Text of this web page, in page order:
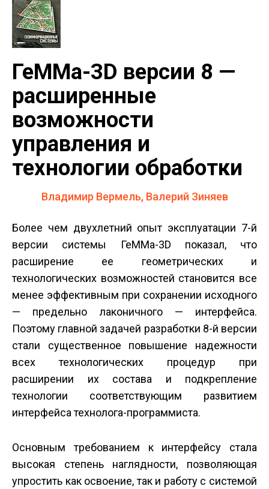
ГеММа-3D версии 8 —
расширенные
возможности
управления и
технологии обработки
Владимир Вермель, Валерий Зиняев
Более чем двухлетний опыт эксплуатации 7-й
версии системы ГеММа-3D показал, что
расширение ее геометрических и
технологических возможностей становится все
менее эффективным при сохранении исходного
— предельно лаконичного — интерфейса.
Поэтому главной задачей разработки 8-й версии
стали существенное повышение надежности
всех технологических процедур при
расширении их состава и подкрепление
технологии соответствующим развитием
интерфейса технолога-программиста.
Основным требованием к интерфейсу стала
высокая степень наглядности, позволяющая
упростить как освоение, так и работу с системой